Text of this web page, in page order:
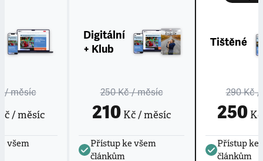
/ měsíc
/ měsíc
všem
Digitální
+ Klub
250 Kč/ měsíc
210 Kč / měsíc
Přístup ke všem
článkům
Tištěné
290 Kč/
250Kč
Přístup ke
článkům